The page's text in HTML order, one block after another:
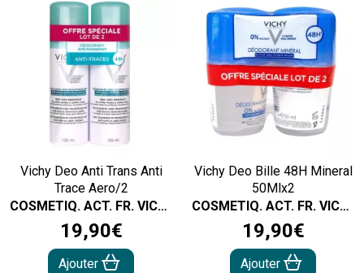
Vichy Deo Anti Trans Anti
Trace Aero/2
COSMETIQ. ACT. FR. VICHY
19,90€
Ajouter
Vichy Deo Bille 48H Mineral
50Mlx2
COSMETIQ. ACT. FR. VICHY
19,90€
Ajouter